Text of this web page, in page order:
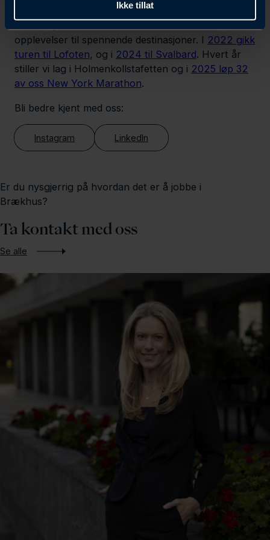
Ikke tillat
Vi har også en tradisjon for å reise på turer
opplevelser til spennende destinasjoner. I 2022 gikk
turen til Lofoten, og i 2024 til Svalbard. Hvert år
stiller vi lag i Holmenkollstafetten og i 2025 løp 32
av oss New York Marathon.
Bli bedre kjent med oss:
Instagram LinkedIn
Er du nysgjerrig på hvordan det er å jobbe i
Brækhus?
Ta kontakt med oss
Se alle